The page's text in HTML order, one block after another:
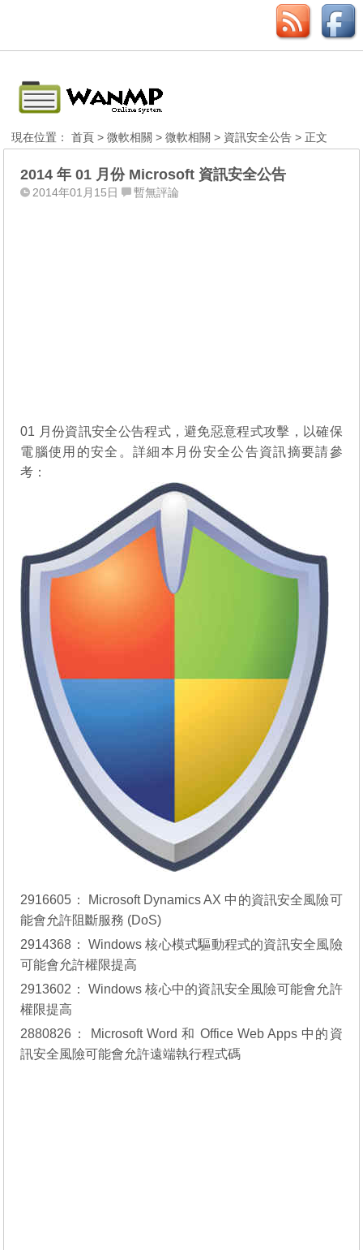
現在位置：首頁 >微軟相關 >微軟相關 > 資訊安全公告 > 正文
2014 年 01 月份 Microsoft 資訊安全公告
2014年01月15日 暫無評論
01 月份資訊安全公告程式，避免惡意程式攻擊，以確保
電腦使用的安全。詳細本月份安全公告資訊摘要請參
考：
2916605：
Microsoft Dynamics AX 中的資訊安全風險可
能會允許阻斷服務 (DoS)
2914368：
Windows 核心模式驅動程式的資訊安全風險
可能會允許權限提高
2913602：
Windows 核心中的資訊安全風險可能會允許
權限提高
2880826：
Microsoft Word 和 Office Web Apps 中的資
訊安全風險可能會允許遠端執行程式碼